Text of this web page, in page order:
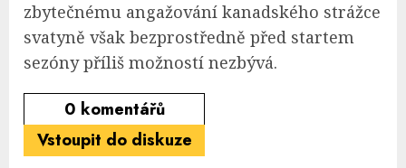
zbytečnému angažování kanadského strážce
svatyně však bezprostředně před startem
sezóny příliš možností nezbývá.
0 komentářů
Vstoupit do diskuze